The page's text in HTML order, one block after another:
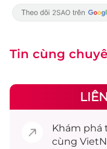
Tin cùng
Khám phá
cùng